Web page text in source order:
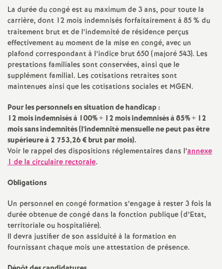
e
i
g
n
e
m
t
s
La durée du congé est au maximum de 3 ans, pour toute la
carrière, dont 12 mois indemnisés forfaitairement à 85% du
traitement brut et de l’indemnité de résidence perçus
effectivement au moment de la mise en congé, avec un
plafond correspondant à l’indice brut 650 (majoré 543). Les
prestations familiales sont conservées, ainsi que le
supplément familial. Les cotisations retraites sont
maintenues ainsi que les cotisations sociales et MGEN.
Pour les personnels en situation de handicap :
12 mois indemnisés à 100% + 12 mois indemnisés à 85% + 12
mois sans indemnités (l’indemnité mensuelle ne peut pas être
supérieure à 2 753,26 € brut par mois).
Voir le rappel des dispositions réglementaires dans l’annexe
1 de la circulaire rectorale.
Obligations
Un personnel en congé formation s’engage à rester 3 fois la
durée obtenue de congé dans la fonction publique (d’Etat,
territoriale ou hospitalière).
Il devra justifier de son assiduité à la formation en
fournissant chaque mois une attestation de présence.